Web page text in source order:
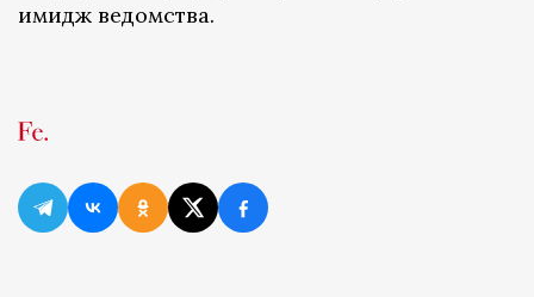
имидж ведомства.